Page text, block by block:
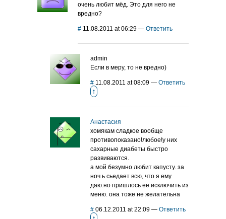
очень любит мёд. Это для него не
вредно?
# 11.08.2011 at 06:29 — Ответить
admin
Если в меру, то не вредно)
# 11.08.2011 at 08:09 — Ответить
↑
Анастасия
хомякам сладкое вообще
противопоказано!любое!у них
сахарные диабеты быстро
развиваются.
а мой безумно любит капусту. за
ноч ь сьедает всю, что я ему
даю.но пришлось ее исключить из
меню. она тоже не желательна
# 06.12.2011 at 22:09 — Ответить